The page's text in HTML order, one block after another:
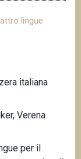
lingue
italiana
Verena
per il